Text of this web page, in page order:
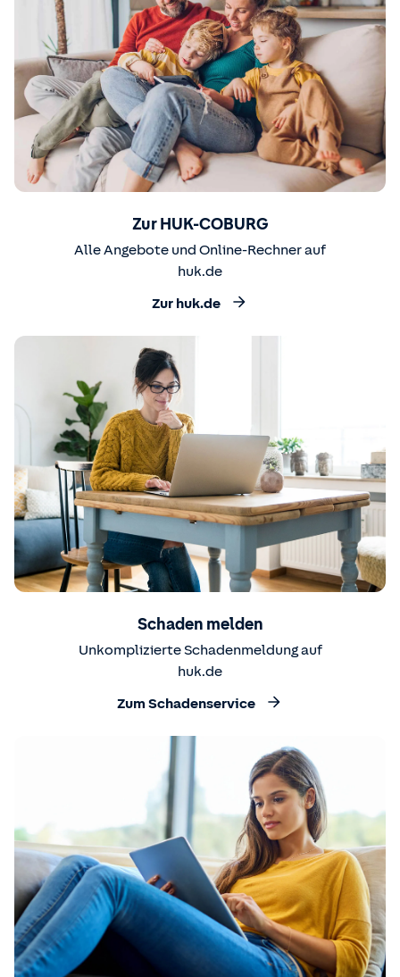
Zur HUK-COBURG
Alle Angebote und Online-Rechner auf
huk.de
Zur huk.de
Schaden melden
Unkomplizierte Schadenmeldung auf
huk.de
Zum Schadenservice